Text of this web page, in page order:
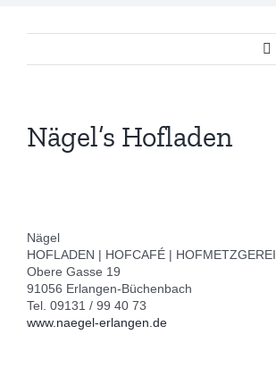
Nägel’s Hofladen
Nägel
HOFLADEN | HOFCAFÉ | HOFMETZGEREI
Obere Gasse 19
91056 Erlangen-Büchenbach
Tel. 09131 / 99 40 73
www.naegel-erlangen.de